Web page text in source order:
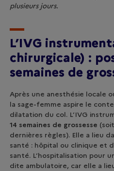
plusieurs jours.
L’IVG
chirurgicale) :
semaines de
Après une anesthésie locale
la sage-femme aspire le
dilatation du col. L’IVG
14 semaines de grossesse
dernières règles). Elle a lieu
santé : hôpital ou clinique et
santé. L’hospitalisation pour
dite ambulatoire, car elle a